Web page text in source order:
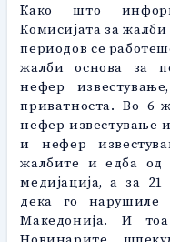
Како што
Комисијата за
периодов се
жалби основа за
нефер
приватноста. Во 6
нефер известување
и нефер
жалбите и едба
медијација, а за
дека го нарушиле
Македонија. И